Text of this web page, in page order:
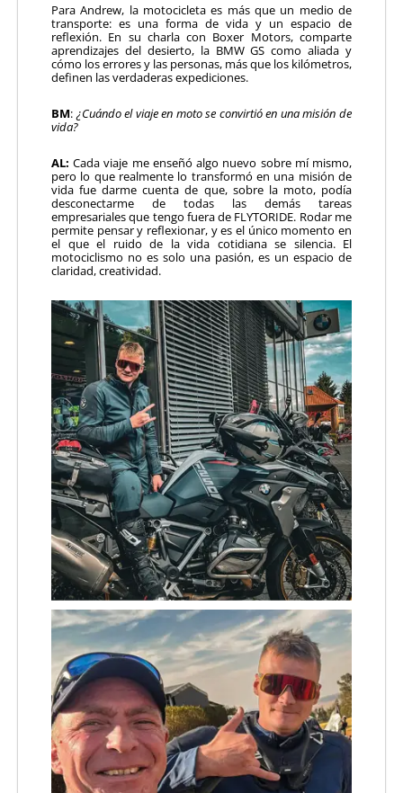
Para Andrew, la motocicleta es más que un medio de
transporte: es una forma de vida y un espacio de
reflexión. En su charla con Boxer Motors, comparte
aprendizajes del desierto, la BMW GS como aliada y
cómo los errores y las personas, más que los kilómetros,
definen las verdaderas expediciones.
BM: ¿Cuándo el viaje en moto se convirtió en una misión de
vida?
AL: Cada viaje me enseñó algo nuevo sobre mí mismo,
pero lo que realmente lo transformó en una misión de
vida fue darme cuenta de que, sobre la moto, podía
desconectarme de todas las demás tareas
empresariales que tengo fuera de FLYTORIDE. Rodar me
permite pensar y reflexionar, y es el único momento en
el que el ruido de la vida cotidiana se silencia. El
motociclismo no es solo una pasión, es un espacio de
claridad, creatividad.